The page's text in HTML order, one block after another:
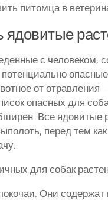
питомца в
ядовитые
с человеком,
от отравления
опасных для
Все ядовитые
перед тем
для собак
Они